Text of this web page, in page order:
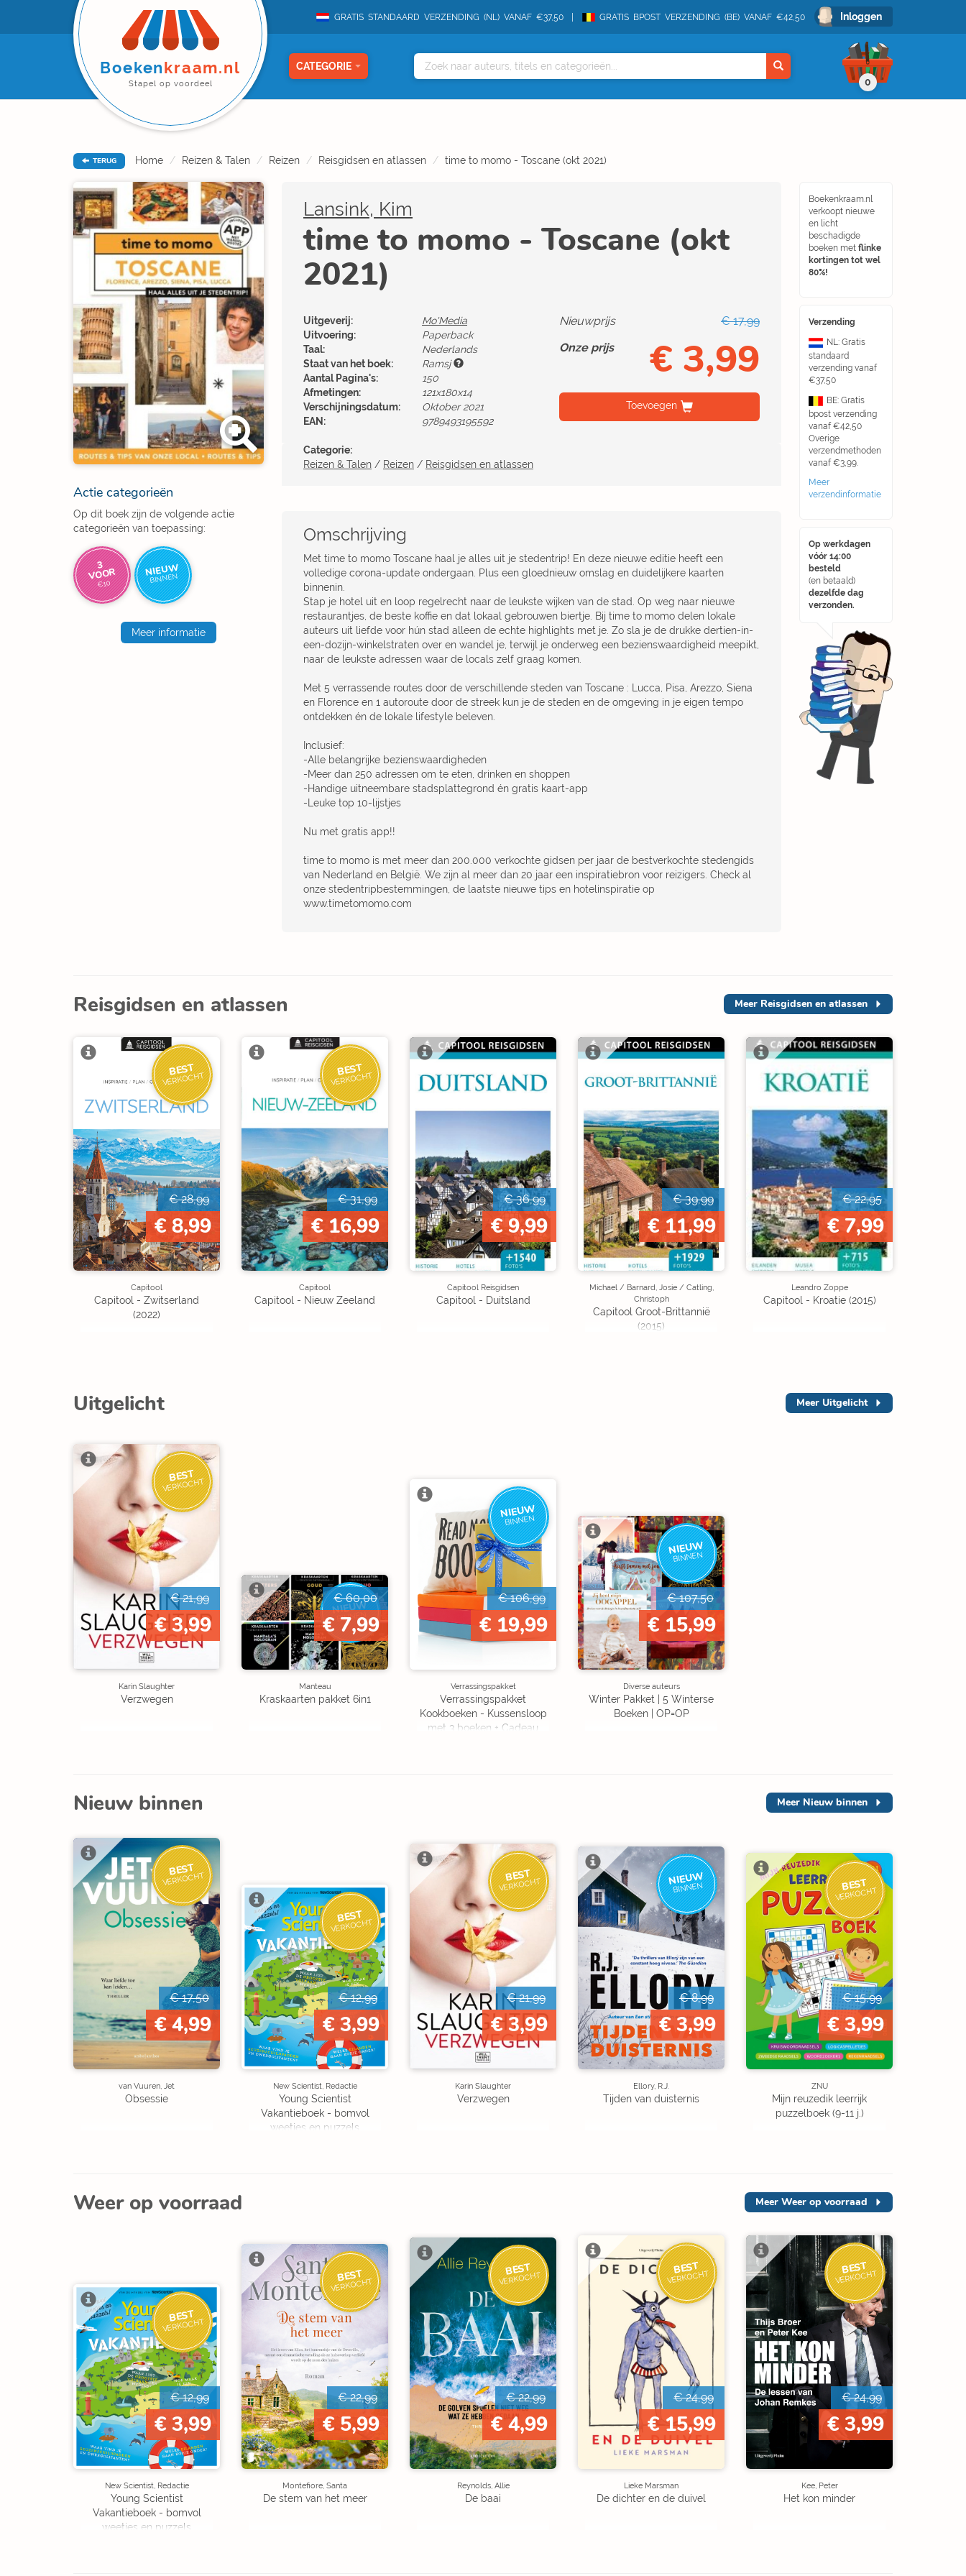
GRATIS STANDAARD VERZENDING (NL) VANAF €37,50 GRATIS BPOST VERZENDING (BE) VANAF €42,50 Inloggen
Boekenkraam.nl
Stapel op voordeel
CATEGORIE
0
TERUG Home Reizen & Talen Reizen Reisgidsen en atlassen time to momo - Toscane (okt 2021)
Actie categorieën
Op dit boek zijn de volgende actie
categorieën van toepassing:
3
VOOR
€10
NIEUW
BINNEN
Meer informatie
Boekenkraam.nl
verkoopt nieuwe
en licht
beschadigde
boeken met flinke
kortingen tot wel
80%!
Verzending
NL: Gratis
standaard
verzending vanaf
€37,50
BE: Gratis
bpost verzending
vanaf €42,50
Overige
verzendmethoden
vanaf €3,99.
Meer
verzendinformatie
Op werkdagen
vóór 14:00
besteld
(en betaald)
dezelfde dag
verzonden.
Lansink, Kim
time to momo - Toscane (okt
2021)
Uitgeverij:
Mo'Media
Uitvoering:
Paperback
Taal:
Nederlands
Staat van het boek:
Ramsj
Aantal Pagina's:
150
Afmetingen:
121x180x14
Verschijningsdatum:
Oktober 2021
EAN:
9789493195592
Nieuwprijs
€ 17,99
Onze prijs
€ 3,99
Toevoegen
Categorie:
Reizen & Talen / Reizen / Reisgidsen en atlassen
Omschrijving
Met time to momo Toscane haal je alles uit je stedentrip! En deze nieuwe editie heeft een
volledige corona-update ondergaan. Plus een gloednieuw omslag en duidelijkere kaarten
binnenin.
Stap je hotel uit en loop regelrecht naar de leukste wijken van de stad. Op weg naar nieuwe
restaurantjes, de beste koffie en dat lokaal gebrouwen biertje. Bij time to momo delen lokale
auteurs uit liefde voor hún stad alleen de echte highlights met je. Zo sla je de drukke dertien-in-
een-dozijn-winkelstraten over en wandel je, terwijl je onderweg een bezienswaardigheid meepikt,
naar de leukste adressen waar de locals zelf graag komen.
Met 5 verrassende routes door de verschillende steden van Toscane : Lucca, Pisa, Arezzo, Siena
en Florence en 1 autoroute door de streek kun je de steden en de omgeving in je eigen tempo
ontdekken én de lokale lifestyle beleven.
Inclusief:
-Alle belangrijke bezienswaardigheden
-Meer dan 250 adressen om te eten, drinken en shoppen
-Handige uitneembare stadsplattegrond én gratis kaart-app
-Leuke top 10-lijstjes
Nu met gratis app!!
time to momo is met meer dan 200.000 verkochte gidsen per jaar de bestverkochte stedengids
van Nederland en België. We zijn al meer dan 20 jaar een inspiratiebron voor reizigers. Check al
onze stedentripbestemmingen, de laatste nieuwe tips en hotelinspiratie op
www.timetomomo.com
Reisgidsen en atlassen Meer Reisgidsen en atlassen
BEST
VERKOCHT
€ 28,99
€ 8,99
Capitool
Capitool - Zwitserland
(2022)
BEST
VERKOCHT
€ 31,99
€ 16,99
Capitool
Capitool - Nieuw Zeeland
€ 36,99
€ 9,99
Capitool Reisgidsen
Capitool - Duitsland
€ 39,99
€ 11,99
Michael / Barnard, Josie / Catling,
Christoph
Capitool Groot-Brittannië
(2015)
€ 22,95
€ 7,99
Leandro Zoppe
Capitool - Kroatie (2015)
Uitgelicht Meer Uitgelicht
BEST
VERKOCHT
€ 21,99
€ 3,99
Karin Slaughter
Verzwegen
NIEUW
BINNEN
€ 60,00
€ 7,99
Manteau
Kraskaarten pakket 6in1
NIEUW
BINNEN
€ 106,99
€ 19,99
Verrassingspakket
Verrassingspakket
Kookboeken - Kussensloop
met 3 boeken + Cadeau
NIEUW
BINNEN
€ 107,50
€ 15,99
Diverse auteurs
Winter Pakket | 5 Winterse
Boeken | OP=OP
Nieuw binnen Meer Nieuw binnen
BEST
VERKOCHT
€ 17,50
€ 4,99
van Vuuren, Jet
Obsessie
BEST
VERKOCHT
€ 12,99
€ 3,99
New Scientist, Redactie
Young Scientist
Vakantieboek - bomvol
weetjes en puzzels
BEST
VERKOCHT
€ 21,99
€ 3,99
Karin Slaughter
Verzwegen
NIEUW
BINNEN
€ 8,99
€ 3,99
Ellory, R.J.
Tijden van duisternis
BEST
VERKOCHT
€ 15,99
€ 3,99
ZNU
Mijn reuzedik leerrijk
puzzelboek (9-11 j.)
Weer op voorraad Meer Weer op voorraad
BEST
VERKOCHT
€ 12,99
€ 3,99
New Scientist, Redactie
Young Scientist
Vakantieboek - bomvol
weetjes en puzzels
BEST
VERKOCHT
€ 22,99
€ 5,99
Montefiore, Santa
De stem van het meer
BEST
VERKOCHT
€ 22,99
€ 4,99
Reynolds, Allie
De baai
BEST
VERKOCHT
€ 24,99
€ 15,99
Lieke Marsman
De dichter en de duivel
BEST
VERKOCHT
€ 24,99
€ 3,99
Kee, Peter
Het kon minder